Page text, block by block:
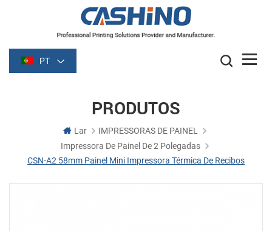
PT
PRODUTOS
Lar
IMPRESSORAS DE PAINEL
Impressora De Painel De 2 Polegadas
CSN-A2 58mm Painel Mini Impressora Térmica De Recibos